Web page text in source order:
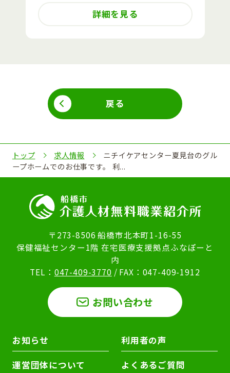
詳細を見る
戻る
トップ 求人情報
ニチイケアセンター夏見台のグル
ープホームでのお仕事です。 利...
〒273-8506 船橋市北本町1-16-55
保健福祉センター1階 在宅医療支援拠点ふなぽーと
内
TEL： 047-409-3770 / FAX：047-409-1912
お問い合わせ
お知らせ 利用者の声
運営団体について よくあるご質問